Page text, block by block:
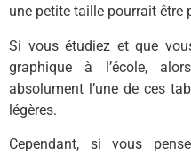
une petite taille pourrait être
Si vous étudiez et que
graphique à l’école,
absolument l’une de ces
légères.
Cependant, si vous